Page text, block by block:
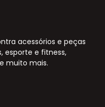
acessórios e peças
esporte e fitness,
muito mais.